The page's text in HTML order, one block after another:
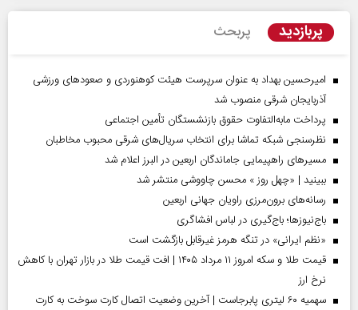
پربازدید پربحث
امیرحسین بهداد به عنوان سرپرست هیئت کوهنوردی و صعودهای ورزشی
آذربایجان شرقی منصوب شد
پرداخت مابه‌التفاوت حقوق بازنشستگان تأمین اجتماعی
نظرسنجی شبکه تماشا برای انتخاب سریال‌های شرقی محبوب مخاطبان
مسیر‌های راهپیمایی جاماندگان اربعین در البرز اعلام شد
ببینید | «چهل روز » محسن چاووشی منتشر شد
رسانه‌های برون‌مرزی راویان جهانی اربعین
باج‌نیوزها؛ باج‌گیری در لباس افشاگری
«نظم ایرانی» در تنگه هرمز غیرقابل بازگشت است
قیمت طلا و سکه امروز ۱۱ مرداد ۱۴۰۵ | افت قیمت طلا در بازار تهران با کاهش
نرخ ارز
سهمیه ۶۰ لیتری پابرجاست | آخرین وضعیت اتصال کارت سوخت به کارت